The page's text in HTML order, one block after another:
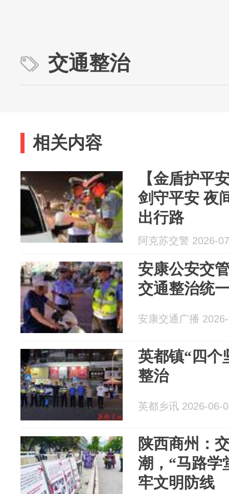
交通整治
相关内容
【金盾护平
剑守平安 夜
出行路
阿克苏交警 2026-
安康公安交
交通整治统
安康交通广播
英都镇“四个
整治
英都乡讯 2026-06-
陕西商州：
潮，“马路学
牢文明防线